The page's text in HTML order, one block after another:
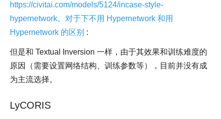
https://civitai.com/models/5124/incase-style-
hypernetwork。对于下不用 Hypernetwork 和用
Hypernetwork 的区别 :
但是和 Textual Inversion 一样，由于其效果和训练难度的
原因（需要设置网络结构、训练参数等），目前并没有成
为主流选择。
LyCORIS